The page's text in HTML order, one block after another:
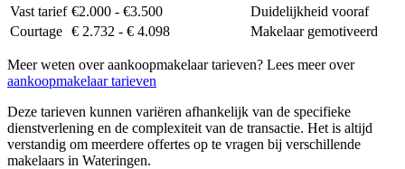
Vast tarief €2.000 - €3.500
Duidelijkheid vooraf
Courtage € 2.732 - € 4.098 Makelaar gemotiveerd
Meer weten over aankoopmakelaar tarieven? Lees meer over
aankoopmakelaar tarieven
Deze tarieven kunnen variëren afhankelijk van de specifieke
dienstverlening en de complexiteit van de transactie. Het is altijd
verstandig om meerdere offertes op te vragen bij verschillende
makelaars in Wateringen.